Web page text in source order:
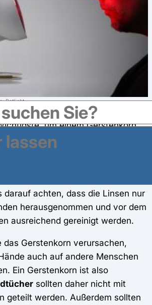
Rotlicht
um einem Gerstenkorn
Bakterien gelangen meist über die
darauf achten, dass die Linsen nur
herausgenommen und vor dem
ausreichend gereinigt werden.
das Gerstenkorn verursachen,
auch auf andere Menschen
Ein Gerstenkorn ist also
sollten daher nicht mit
geteilt werden. Außerdem sollten